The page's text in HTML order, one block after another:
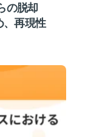
の脱却
、再現性